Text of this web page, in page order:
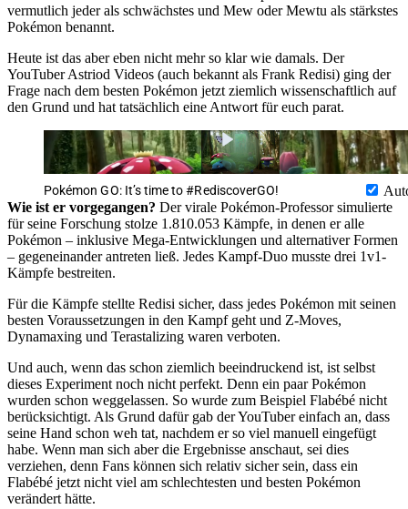
vermutlich jeder als schwächstes und Mew oder Mewtu als stärkstes
Pokémon benannt.
Heute ist das aber eben nicht mehr so klar wie damals. Der
YouTuber Astriod Videos (auch bekannt als Frank Redisi) ging der
Frage nach dem besten Pokémon jetzt ziemlich wissenschaftlich auf
den Grund und hat tatsächlich eine Antwort für euch parat.
Pokémon GO: It’s time to #RediscoverGO!
Wie ist er vorgegangen? Der virale Pokémon-Professor simulierte
für seine Forschung stolze 1.810.053 Kämpfe, in denen er alle
Pokémon – inklusive Mega-Entwicklungen und alternativer Formen
– gegeneinander antreten ließ. Jedes Kampf-Duo musste drei 1v1-
Kämpfe bestreiten.
Für die Kämpfe stellte Redisi sicher, dass jedes Pokémon mit seinen
besten Voraussetzungen in den Kampf geht und Z-Moves,
Dynamaxing und Terastalizing waren verboten.
Und auch, wenn das schon ziemlich beeindruckend ist, ist selbst
dieses Experiment noch nicht perfekt. Denn ein paar Pokémon
wurden schon weggelassen. So wurde zum Beispiel Flabébé nicht
berücksichtigt. Als Grund dafür gab der YouTuber einfach an, dass
seine Hand schon weh tat, nachdem er so viel manuell eingefügt
habe. Wenn man sich aber die Ergebnisse anschaut, sei dies
verziehen, denn Fans können sich relativ sicher sein, dass ein
Flabébé jetzt nicht viel am schlechtesten und besten Pokémon
verändert hätte.